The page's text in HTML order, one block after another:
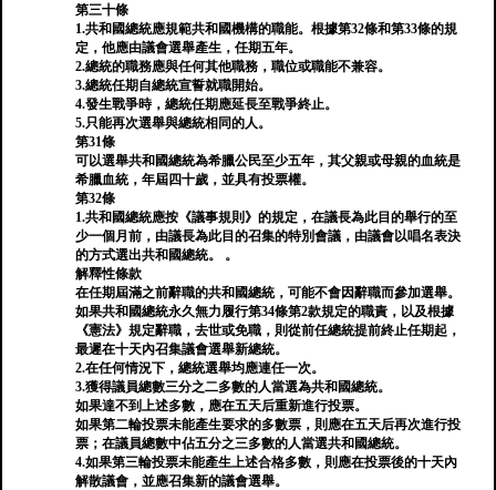
第三十條
1.共和國總統應規範共和國機構的職能。根據第32條和第33條的規
定，他應由議會選舉產生，任期五年。
2.總統的職務應與任何其他職務，職位或職能不兼容。
3.總統任期自總統宣誓就職開始。
4.發生戰爭時，總統任期應延長至戰爭終止。
5.只能再次選舉與總統相同的人。
第31條
可以選舉共和國總統為希臘公民至少五年，其父親或母親的血統是
希臘血統，年屆四十歲，並具有投票權。
第32條
1.共和國總統應按《議事規則》的規定，在議長為此目的舉行的至
少一個月前，由議長為此目的召集的特別會議，由議會以唱名表決
的方式選出共和國總統。 。
解釋性條款
在任期屆滿之前辭職的共和國總統，可能不會因辭職而參加選舉。
如果共和國總統永久無力履行第34條第2款規定的職責，以及根據
《憲法》規定辭職，去世或免職，則從前任總統提前終止任期起，
最遲在十天內召集議會選舉新總統。
2.在任何情況下，總統選舉均應連任一次。
3.獲得議員總數三分之二多數的人當選為共和國總統。
如果達不到上述多數，應在五天后重新進行投票。
如果第二輪投票未能產生要求的多數票，則應在五天后再次進行投
票；在議員總數中佔五分之三多數的人當選共和國總統。
4.如果第三輪投票未能產生上述合格多數，則應在投票後的十天內
解散議會，並應召集新的議會選舉。